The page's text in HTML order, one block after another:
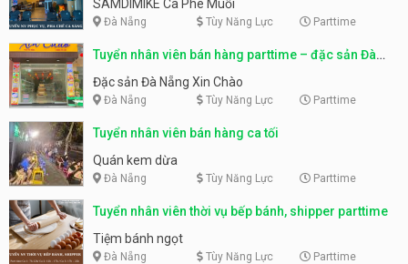
SAMDIMIKE Cà Phê Muối
Đà Nẵng Tùy Năng Lực Parttime
Tuyển nhân viên bán hàng parttime – đặc sản Đà
Nẵng
Đặc sản Đà Nẵng Xin Chào
Đà Nẵng Tùy Năng Lực Parttime
Tuyển nhân viên bán hàng ca tối
Quán kem dừa
Đà Nẵng Tùy Năng Lực Parttime
Tuyển nhân viên thời vụ bếp bánh, shipper parttime
Tiệm bánh ngọt
Đà Nẵng Tùy Năng Lực Parttime